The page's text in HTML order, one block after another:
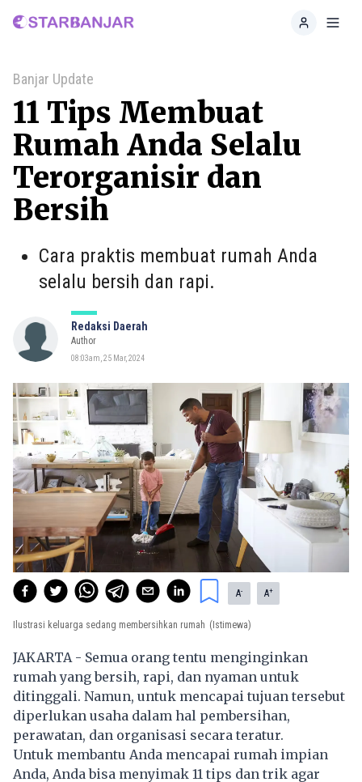
Home
Banjar Update
11 Tips Membuat
Rumah Anda Selalu
Terorganisir dan
Bersih
Cara praktis membuat rumah Anda
selalu bersih dan rapi.
Redaksi Daerah
Author
08:03am, 25 Mar, 2024
A- A+
Ilustrasi keluarga sedang membersihkan rumah (Istimewa)
JAKARTA - Semua orang tentu menginginkan
rumah yang bersih, rapi, dan nyaman untuk
ditinggali. Namun, untuk mencapai tujuan tersebut
diperlukan usaha dalam hal pembersihan,
perawatan, dan organisasi secara teratur.
Untuk membantu Anda mencapai rumah impian
Anda, Anda bisa menyimak 11 tips dan trik agar